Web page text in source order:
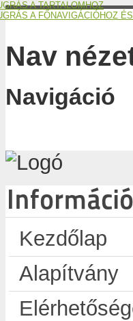
A TARTALOMHOZ
A FŐNAVIGÁCIÓHOZ
Nav
Navigáció
Kezdőlap
Alapítvány